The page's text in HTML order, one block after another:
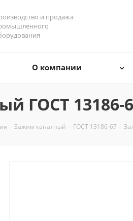
и продажа
О компании
ГОСТ 13186-
- Зажим канатный - ГОСТ 13186-67 -